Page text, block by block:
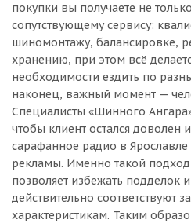
покупки вы получаете не
сопутствующему сервису:
шиномонтажу, балансировке,
хранению, при этом всё
необходимости ездить по
наконец, важный момент —
Специалисты «Шинного
чтобы клиент остался доволен
сарафанное радио в
рекламы. Именно такой
позволяет избежать подделок
действительно соответствуют
характеристикам. Таким